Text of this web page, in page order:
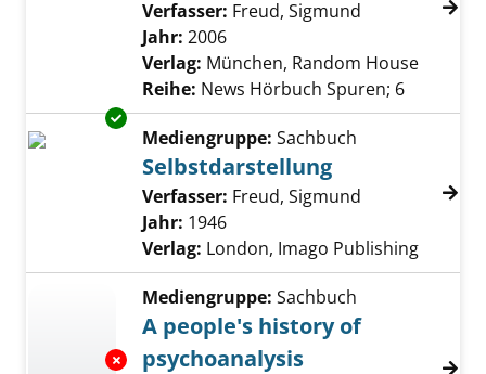
Verfasser: Freud, Sigmund Suche nach
Jahr: 2006
Verlag: München, Random House
Reihe: News Hörbuch Spuren; 6
Exemplar-Details von Selbstdarstellung
Mediengruppe: Sachbuch
Selbstdarstellung
Verfasser: Freud, Sigmund Suche nach
Jahr: 1946
Verlag: London, Imago Publishing
Exemplar-Details von A people's history of
Mediengruppe: Sachbuch
A people's history of
psychoanalysis